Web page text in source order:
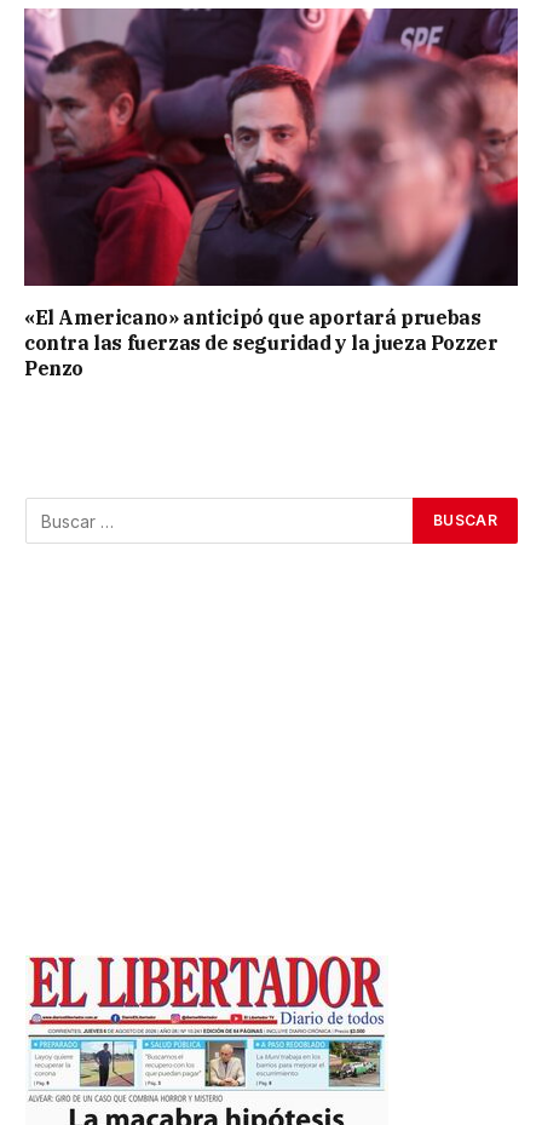
«El Americano» anticipó que aportará pruebas
contra las fuerzas de seguridad y la jueza Pozzer
Penzo